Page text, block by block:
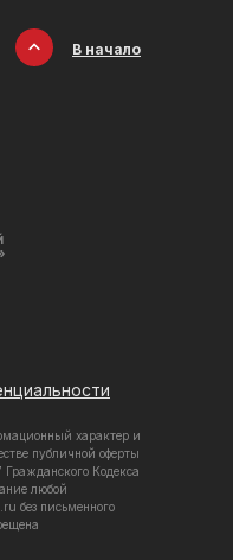
В начало
характер и
публичной оферты
Кодекса
любой
без письменного